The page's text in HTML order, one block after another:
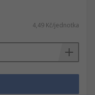
4,49 Kč/jednotka